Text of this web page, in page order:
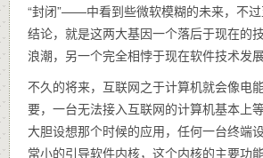
“封闭”——中看到些微软模糊的未来，不
结论，就是这两大基因一个落后于现在
浪潮，另一个完全相悖于现在软件技术发
不久的将来，互联网之于计算机就会像电
要，一台无法接入互联网的计算机基本上
大胆设想那个时候的应用，任何一台终端
常小的引导软件内核，这个内核的主要功